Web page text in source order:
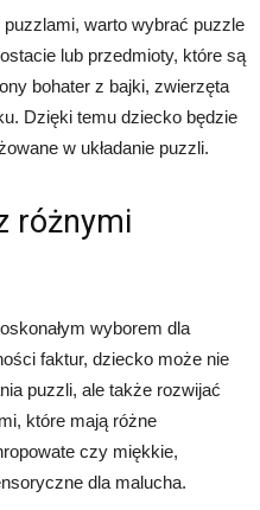
warto wybrać puzzle
lub przedmioty, które są
bohater z bajki, zwierzęta
Dzięki temu dziecko będzie
w układanie puzzli.
różnymi
wyborem dla
faktur, dziecko może nie
puzzli, ale także rozwijać
które mają różne
czy miękkie,
dla malucha.